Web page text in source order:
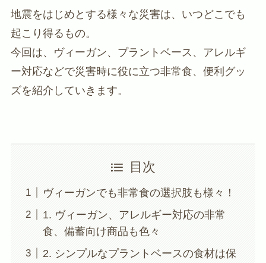
地震をはじめとする様々な災害は、いつどこでも
起こり得るもの。
今回は、ヴィーガン、プラントベース、アレルギ
ー対応などで災害時に役に立つ非常食、便利グッ
ズを紹介していきます。
目次
ヴィーガンでも非常食の選択肢も様々！
1. ヴィーガン、アレルギー対応の非常
食、備蓄向け商品も色々
2. シンプルなプラントベースの食材は保